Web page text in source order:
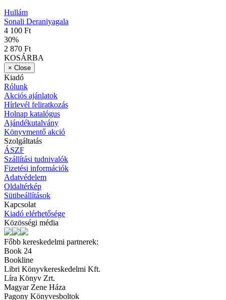
Hullám
Sonali Deraniyagala
4 100 Ft
30%
2 870 Ft
KOSÁRBA
× Close
Kiadó
Rólunk
Akciós ajánlatok
Hírlevél feliratkozás
Holnap katalógus
Ajándékutalvány
Könyvmentő akció
Szolgáltatás
ÁSZF
Szállítási tudnivalók
Fizetési információk
Adatvédelem
Oldaltérkép
Sütibeállítások
Kapcsolat
Kiadó elérhetősége
Közösségi média
Főbb kereskedelmi partnerek:
Book 24
Bookline
Libri Könyvkereskedelmi Kft.
Líra Könyv Zrt.
Magyar Zene Háza
Pagony Könyvesboltok